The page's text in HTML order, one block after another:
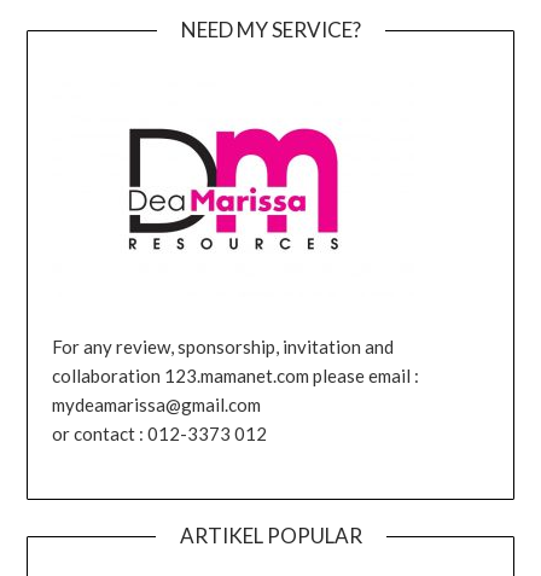
NEED MY SERVICE?
For any review, sponsorship, invitation and
collaboration 123.mamanet.com please email :
mydeamarissa@gmail.com
or contact : 012-3373 012
ARTIKEL POPULAR